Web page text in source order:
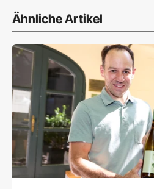
Ähnliche Artikel